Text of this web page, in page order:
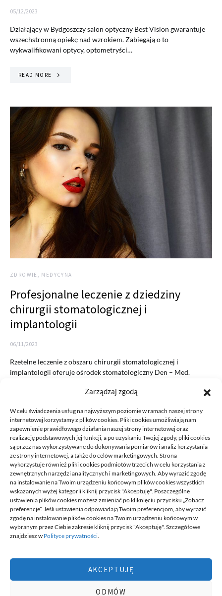
Zarządzaj zgodą
W celu świadczenia usług na najwyższym poziomie w ramach naszej strony
internetowej korzystamy z plików cookies. Pliki cookies umożliwiają nam
zapewnienie prawidłowego działania naszej strony internetowej oraz
realizację podstawowych jej funkcji, a po uzyskaniu Twojej zgody, pliki cookies
są przez nas wykorzystywane do dokonywania pomiarów i analiz korzystania
ze strony internetowej, a także do celów marketingowych. Strona
wykorzystuje również pliki cookies podmiotów trzecich w celu korzystania z
zewnętrznych narzędzi analitycznych i marketingowych. Aby wyrazić zgodę
na instalowanie na Twoim urządzeniu końcowym plików cookies wszystkich
wskazanych wyżej kategorii kliknij przycisk "Akceptuję". Poszczególne
ustawienia plików cookies możesz zmieniać po kliknięciu przycisku „Zobacz
preferencje”. Jeśli ustawienia odpowiadają Twoim preferencjom, aby wyrazić
zgodę na instalowanie plików cookies na Twoim urządzeniu końcowym w
wybranym przez Ciebie zakresie kliknij przycisk "Akceptuję". Szczegółowe
znajdziesz w Polityce prywatności.
AKCEPTUJĘ
ODMÓW
05/12/2023
Działający w Bydgoszczy salon optyczny Best Vision gwarantuje
wszechstronną opiekę nad wzrokiem. Zabiegają o to
wykwalifikowani optycy, optometryści…
READ MORE
ZDROWIE, MEDYCYNA
Profesjonalne leczenie z dziedziny
chirurgii stomatologicznej i
implantologii
06/11/2023
Rzetelne leczenie z obszaru chirurgii stomatologicznej i
implantologii oferuje ośrodek stomatologiczny Den – Med.
READ MORE
DECA /
Deca
to miejsce stworzone dla ludzi takich jak ty, miejsce, gdzie
możesz znaleźć wiele ciekawych informacji, na różne tematy,
informacji podzielonych na tematyczne kategorie. Dołącz do naszej
innymi ten serwis.
Chcesz do nas dołączyć, pisać teksty i dzielić się swoją wiedzą?
wizytówki nap